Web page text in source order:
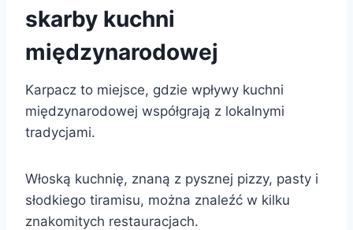
skarby kuchni
międzynarodowej
Karpacz to miejsce, gdzie wpływy kuchni
międzynarodowej współgrają z lokalnymi
tradycjami.
Włoską kuchnię, znaną z pysznej pizzy, pasty i
słodkiego tiramisu, można znaleźć w kilku
znakomitych restauracjach.